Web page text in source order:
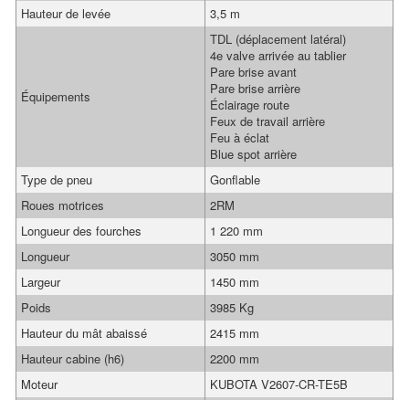
Hauteur de levée
3,5 m
Équipements
TDL (déplacement latéral)
4e valve arrivée au tablier
Pare brise avant
Pare brise arrière
Éclairage route
Feux de travail arrière
Feu à éclat
Blue spot arrière
Type de pneu
Gonflable
Roues motrices
2RM
Longueur des fourches
1 220 mm
Longueur
3050 mm
Largeur
1450 mm
Poids
3985 Kg
Hauteur du mât abaissé
2415 mm
Hauteur cabine (h6)
2200 mm
Moteur
KUBOTA V2607-CR-TE5B